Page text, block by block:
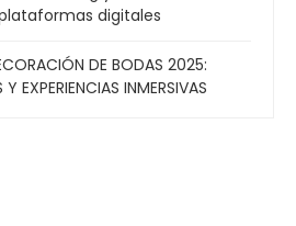
digitales
DE BODAS 2025:
EXPERIENCIAS INMERSIVAS